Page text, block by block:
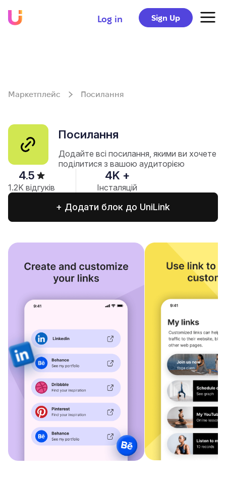
Log in Sign Up
Маркетплейс Посилання
Посилання
Додайте всі посилання, якими ви хочете
поділитися з вашою аудиторією
4.5
1.2K відгуків
4K +
Інсталяцій
+ Додати блок до UniLink